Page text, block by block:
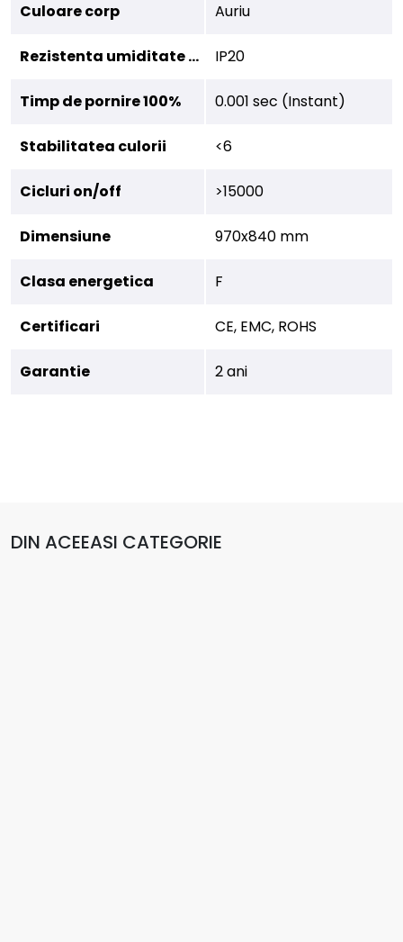
Culoare corp Auriu
Rezistenta umiditate (IP) IP20
Timp de pornire 100% 0.001 sec (Instant)
Stabilitatea culorii <6
Cicluri on/off >15000
Dimensiune 970x840 mm
Clasa energetica F
Certificari CE, EMC, ROHS
Garantie 2 ani
DIN ACEEASI CATEGORIE